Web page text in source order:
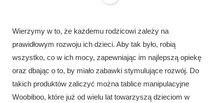
Wierzymy w to, że każdemu rodzicowi zależy na
prawidłowym rozwoju ich dzieci. Aby tak było, robią
wszystko, co w ich mocy, zapewniając im najlepszą opiekę
oraz dbając o to, by miało zabawki stymulujące rozwój. Do
takich produktów zaliczyć można tablice manipulacyjne
Woobiboo, które już od wielu lat towarzyszą dzieciom w